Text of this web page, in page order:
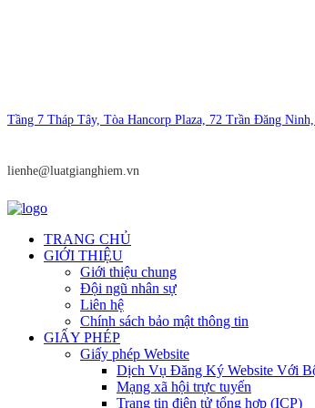
Tầng 7 Tháp Tây, Tòa Hancorp Plaza, 72 Trần Đăng
lienhe@luatgianghiem.vn
TRANG CHỦ
GIỚI THIỆU
Giới thiệu chung
Đội ngũ nhân sự
Liên hệ
Chính sách bảo mật thông tin
GIẤY PHÉP
Giấy phép Website
Dịch Vụ Đăng Ký Website Với
Mạng xã hội trực tuyến
Trang tin điện tử tổng hợp (ICP)